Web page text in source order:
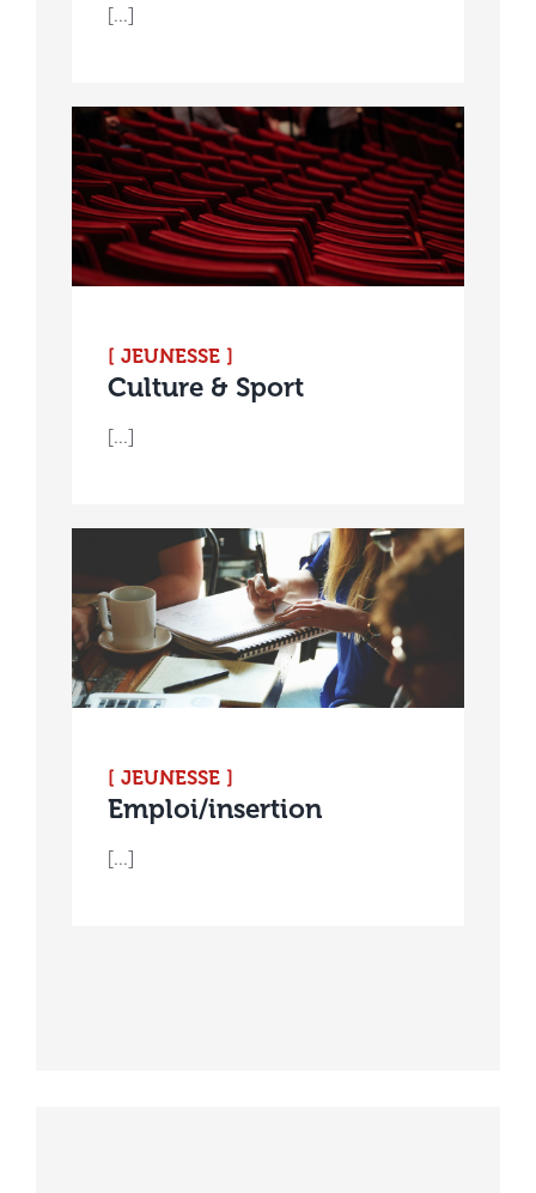
[...]
[ JEUNESSE ]
Culture & Sport
[...]
[ JEUNESSE ]
Emploi/insertion
[...]